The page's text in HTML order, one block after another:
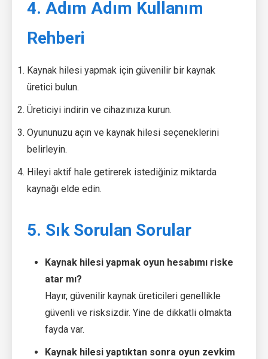
4. Adım Adım Kullanım
Rehberi
Kaynak hilesi yapmak için güvenilir bir kaynak
üretici bulun.
Üreticiyi indirin ve cihazınıza kurun.
Oyununuzu açın ve kaynak hilesi seçeneklerini
belirleyin.
Hileyi aktif hale getirerek istediğiniz miktarda
kaynağı elde edin.
5. Sık Sorulan Sorular
Kaynak hilesi yapmak oyun hesabımı riske
atar mı?
Hayır, güvenilir kaynak üreticileri genellikle
güvenli ve risksizdir. Yine de dikkatli olmakta
fayda var.
Kaynak hilesi yaptıktan sonra oyun zevkim